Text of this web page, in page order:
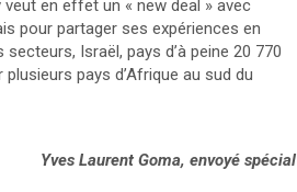
veut en effet un « new deal » avec
pour partager ses expériences en
Israël, pays d’à peine 20 770
pays d’Afrique au sud du
Yves Laurent Goma, envoyé spécial